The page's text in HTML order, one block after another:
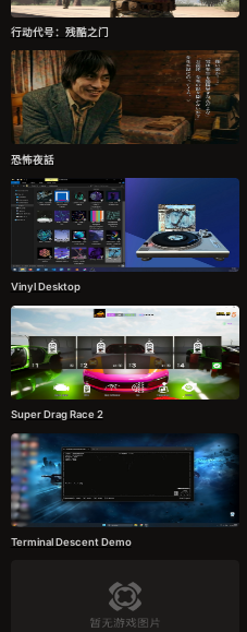
行动代号：残酷之门
恐怖夜話
Vinyl Desktop
Super Drag Race 2
Terminal Descent Demo